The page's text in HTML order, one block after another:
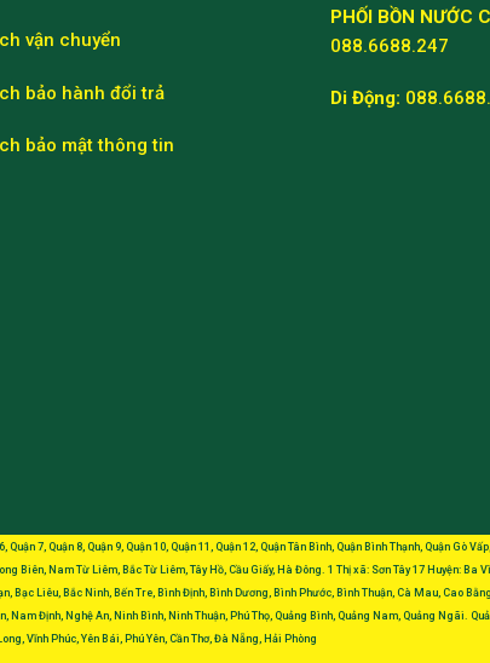
vận chuyển
bảo hành đổi trả
bảo mật thông tin
PHỐI BỒN NƯỚC
088.6688.247
Di Động:
Quận 8, Quận 9, Quận 10, Quận 11, Quận 12, Quận Tân Bình, Quận Bình Thạnh, Quận Gò
Nam Từ Liêm, Bắc Từ Liêm, Tây Hồ, Cầu Giấy, Hà Đông. 1 Thị xã: Sơn Tây 17 Huyện: Ba
Bạc Liêu, Bắc Ninh, Bến Tre, Bình Định, Bình Dương, Bình Phước, Bình Thuận, Cà Mau, Cao
Định, Nghệ An, Ninh Bình, Ninh Thuận, Phú Thọ, Quảng Bình, Quảng Nam, Quảng Ngãi.
Vĩnh Phúc, Yên Bái, Phú Yên, Cần Thơ, Đà Nẵng, Hải Phòng